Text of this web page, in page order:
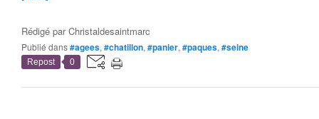
Rédigé parChristaldesaintmarc
Publié dans#agees, #chatillon, #panier, #paques, #seine
Repost 0